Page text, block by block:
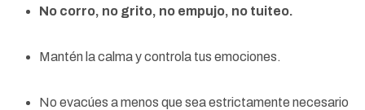
No corro, no grito, no empujo, no tuiteo.
Mantén la calma y controla tus emociones.
No evacúes a menos que sea estrictamente necesario